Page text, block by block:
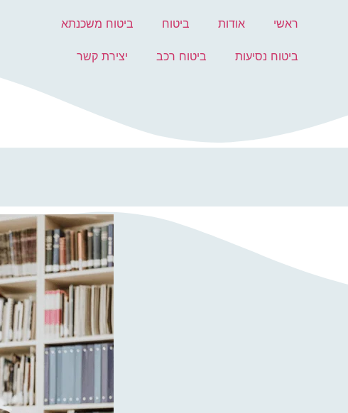
ראשי אודות ביטוח ביטוח משכנתא
ביטוח נסיעות ביטוח רכב יצירת קשר